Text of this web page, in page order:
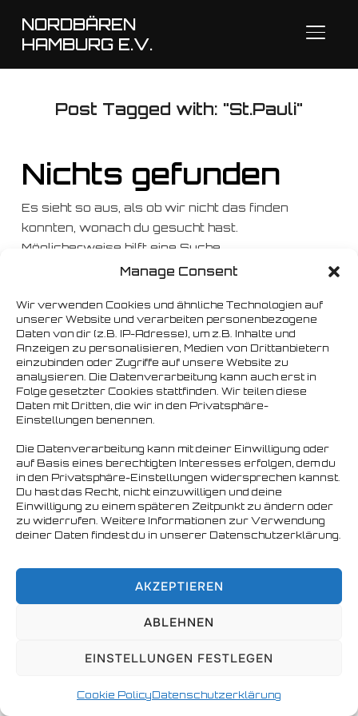
Manage Consent
Wir verwenden Cookies und ähnliche Technologien auf
unserer Website und verarbeiten personenbezogene
Daten von dir (z.B. IP-Adresse), um z.B. Inhalte und
Anzeigen zu personalisieren, Medien von Drittanbietern
einzubinden oder Zugriffe auf unsere Website zu
analysieren. Die Datenverarbeitung kann auch erst in
Folge gesetzter Cookies stattfinden. Wir teilen diese
Daten mit Dritten, die wir in den Privatsphäre-
Einstellungen benennen.
Die Datenverarbeitung kann mit deiner Einwilligung oder
auf Basis eines berechtigten Interesses erfolgen, dem du
in den Privatsphäre-Einstellungen widersprechen kannst.
Du hast das Recht, nicht einzuwilligen und deine
Einwilligung zu einem späteren Zeitpunkt zu ändern oder
zu widerrufen. Weitere Informationen zur Verwendung
deiner Daten findest du in unserer Datenschutzerklärung.
AKZEPTIEREN
ABLEHNEN
EINSTELLUNGEN FESTLEGEN
Cookie PolicyDatenschutzerklärung
NORDBÄREN
HAMBURG E.V.
Post Tagged with: "St.Pauli"
Nichts gefunden
Es sieht so aus, als ob wir nicht das finden
konnten, wonach du gesucht hast.
Möglicherweise hilft eine Suche.
Copyright © 2026 Nordbären Hamburg e.V.